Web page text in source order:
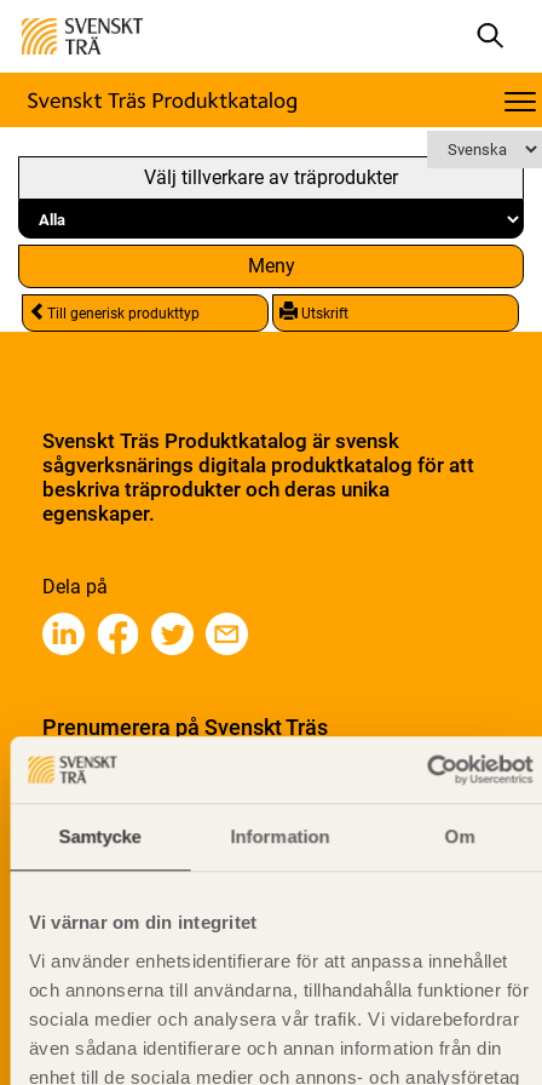
Samtycke Information Om
Vi värnar om din integritet
Vi använder enhetsidentifierare för att anpassa innehållet
och annonserna till användarna, tillhandahålla funktioner för
sociala medier och analysera vår trafik. Vi vidarebefordrar
även sådana identifierare och annan information från din
enhet till de sociala medier och annons- och analysföretag
Välj tillverkare av träprodukter
Meny
Till generisk produkttyp Utskrift
Svenskt Träs Produktkatalog är svensk
sågverksnärings digitala produktkatalog för att
beskriva träprodukter och deras unika
egenskaper.
Dela på
Prenumerera på Svenskt Träs
informationsutskick!